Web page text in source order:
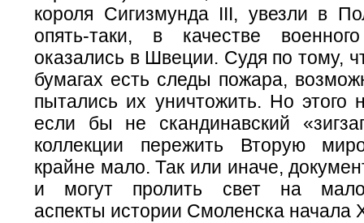
короля Сигизмунда III, увезли в
опять-таки, в качестве
оказались в Швеции. Судя по тому,
бумагах есть следы пожара,
пытались их уничтожить. Но этого
если бы не скандинавский
коллекции пережить Вторую
крайне мало. Так или иначе,
и могут пролить свет на
аспекты истории Смоленска начала